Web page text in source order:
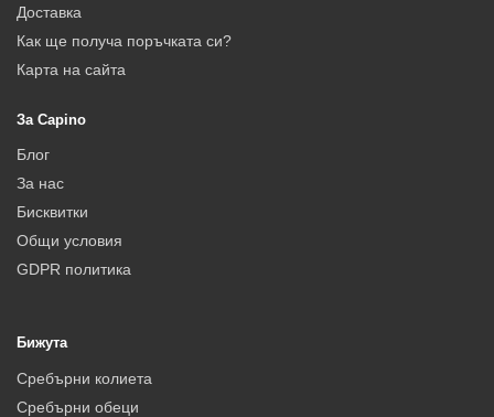
Доставка
Как ще получа поръчката си?
Карта на сайта
За Capino
Блог
За нас
Бисквитки
Общи условия
GDPR политика
Бижута
Сребърни колиета
Сребърни обеци